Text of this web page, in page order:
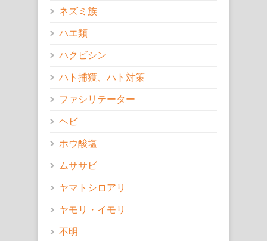
ネズミ族
ハエ類
ハクビシン
ハト捕獲、ハト対策
ファシリテーター
ヘビ
ホウ酸塩
ムササビ
ヤマトシロアリ
ヤモリ・イモリ
不明